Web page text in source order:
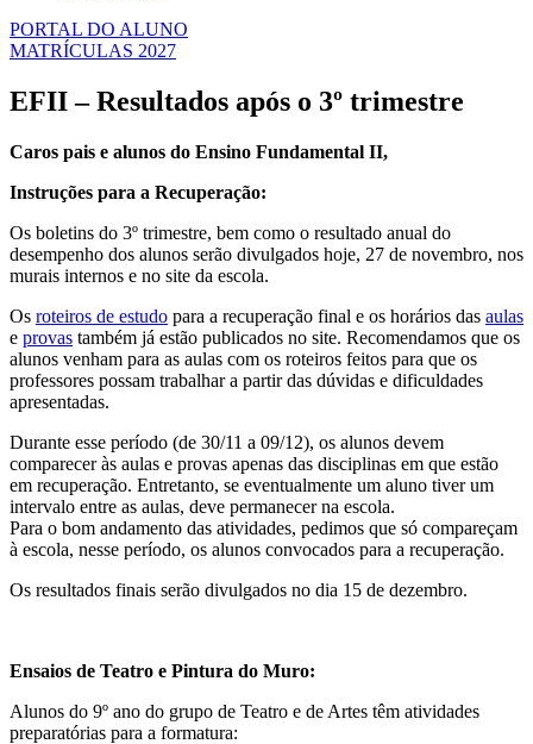
PORTAL DO ALUNO
MATRÍCULAS 2027
EFII – Resultados após o 3º trimestre
Caros pais e alunos do Ensino Fundamental II,
Instruções para a Recuperação:
Os boletins do 3º trimestre, bem como o resultado anual do
desempenho dos alunos serão divulgados hoje, 27 de novembro, nos
murais internos e no site da escola.
Os roteiros de estudo para a recuperação final e os horários das aulas
e provas também já estão publicados no site. Recomendamos que os
alunos venham para as aulas com os roteiros feitos para que os
professores possam trabalhar a partir das dúvidas e dificuldades
apresentadas.
Durante esse período (de 30/11 a 09/12), os alunos devem
comparecer às aulas e provas apenas das disciplinas em que estão
em recuperação. Entretanto, se eventualmente um aluno tiver um
intervalo entre as aulas, deve permanecer na escola.
Para o bom andamento das atividades, pedimos que só compareçam
à escola, nesse período, os alunos convocados para a recuperação.
Os resultados finais serão divulgados no dia 15 de dezembro.
Ensaios de Teatro e Pintura do Muro:
Alunos do 9º ano do grupo de Teatro e de Artes têm atividades
preparatórias para a formatura: